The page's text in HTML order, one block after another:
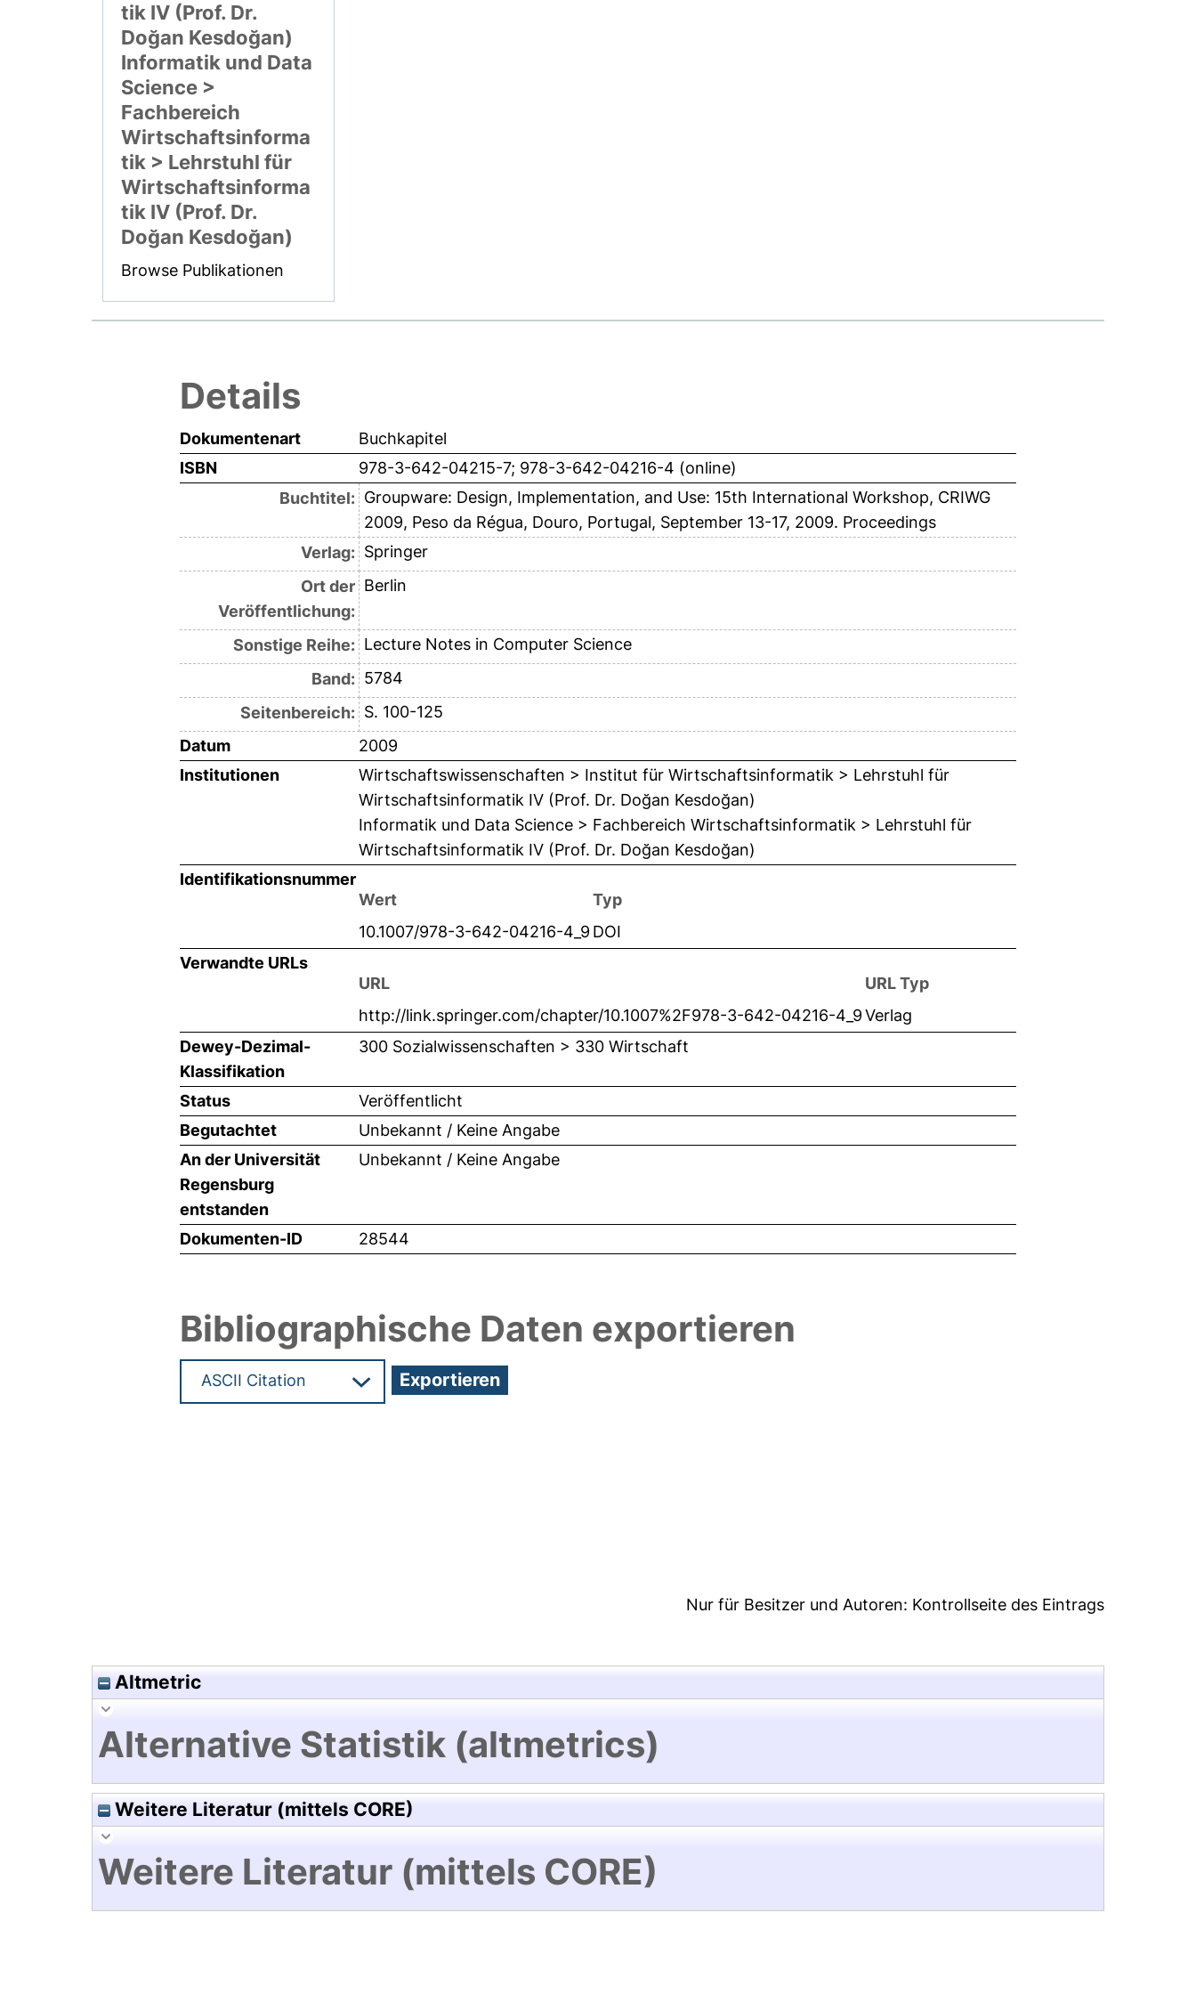
tik IV (Prof. Dr.
Doğan Kesdoğan)
Informatik und Data
Science >
Fachbereich
Wirtschaftsinforma
tik > Lehrstuhl für
Wirtschaftsinforma
tik IV (Prof. Dr.
Doğan Kesdoğan)
Browse Publikationen
Details
Dokumentenart
Buchkapitel
ISBN
978-3-642-04215-7; 978-3-642-04216-4 (online)
Buchtitel: Groupware: Design, Implementation, and Use: 15th International Workshop, CRIWG
2009, Peso da Régua, Douro, Portugal, September 13-17, 2009. Proceedings
Verlag: Springer
Ort der
Veröffentlichung:
Berlin
Sonstige Reihe: Lecture Notes in Computer Science
Band: 5784
Seitenbereich: S. 100-125
Datum
2009
Institutionen
Wirtschaftswissenschaften > Institut für Wirtschaftsinformatik > Lehrstuhl für
Wirtschaftsinformatik IV (Prof. Dr. Doğan Kesdoğan)
Informatik und Data Science > Fachbereich Wirtschaftsinformatik > Lehrstuhl für
Wirtschaftsinformatik IV (Prof. Dr. Doğan Kesdoğan)
Identifikationsnummer
Wert
Typ
10.1007/978-3-642-04216-4_9 DOI
Verwandte URLs
URL
URL Typ
http://link.springer.com/chapter/10.1007%2F978-3-642-04216-4_9Verlag
Dewey-Dezimal-
Klassifikation
300 Sozialwissenschaften > 330 Wirtschaft
Status
Veröffentlicht
Begutachtet
Unbekannt / Keine Angabe
An der Universität
Regensburg
entstanden
Unbekannt / Keine Angabe
Dokumenten-ID 28544
Bibliographische Daten exportieren
Nur für Besitzer und Autoren: Kontrollseite des Eintrags
Altmetric
Alternative Statistik (altmetrics)
Weitere Literatur (mittels CORE)
Weitere Literatur (mittels CORE)